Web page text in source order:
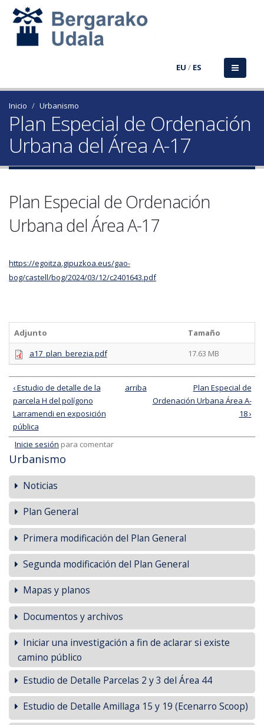
EU / ES
Inicio Urbanismo
Plan Especial de Ordenación
Urbana del Área A-17
Plan Especial de Ordenación
Urbana del Área A-17
https://egoitza.gipuzkoa.eus/gao-
bog/castell/bog/2024/03/12/c2401643.pdf
Adjunto
Tamaño
a17_plan_berezia.pdf
17.63 MB
‹ Estudio de detalle de la
parcela H del polígono
Larramendi en exposición
pública
arriba
Plan Especial de
Ordenación Urbana Área A-
18 ›
Inicie sesión para comentar
Urbanismo
Noticias
Plan General
Primera modificación del Plan General
Segunda modificación del Plan General
Mapas y planos
Documentos y archivos
Iniciar una investigación a fin de aclarar si existe
camino público
Estudio de Detalle Parcelas 2 y 3 del Área 44
Estudio de Detalle Amillaga 15 y 19 (Ecenarro Scoop)